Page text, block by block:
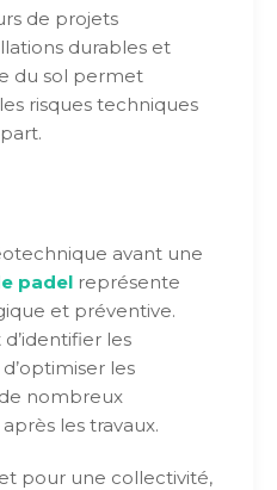
de projets
durables et
du sol permet
risques techniques
avant une
padel représente
et préventive.
les
les
nombreux
les travaux.
pour une collectivité,